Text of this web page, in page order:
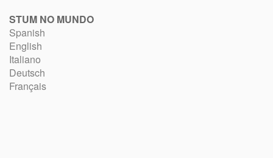
STUM NO MUNDO
Spanish
English
Italiano
Deutsch
Français